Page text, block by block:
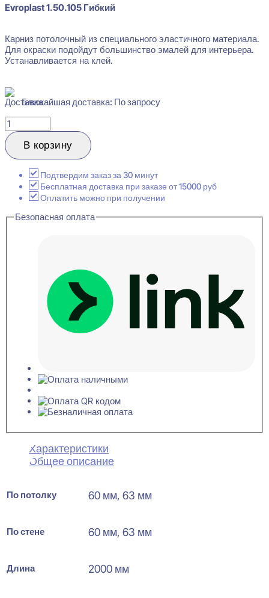
Evroplast 1.50.105 Гибкий
Карниз потолочный из специального эластичного материала.
Для окраски подойдут большинство эмалей для интерьера.
Устанавливается на клей.
Ближайшая доставка: По запросу
Количество
товара
Evroplast
1.50.105
Карниз
потолочный
60x63x2000
В корзину
Подтвердим заказ за 30 минут
Бесплатная доставка при заказе от 15000 руб
Оплатить можно при получении
Безопасная оплата
Характеристики
Общее описание
По потолку 60 мм, 63 мм
По стене 60 мм, 63 мм
Длина 2000 мм